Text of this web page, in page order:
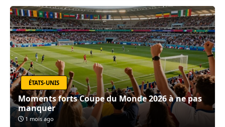
ÉTATS-UNIS
Moments forts Coupe du Monde 2026 à ne pas
manquer
1 mois ago